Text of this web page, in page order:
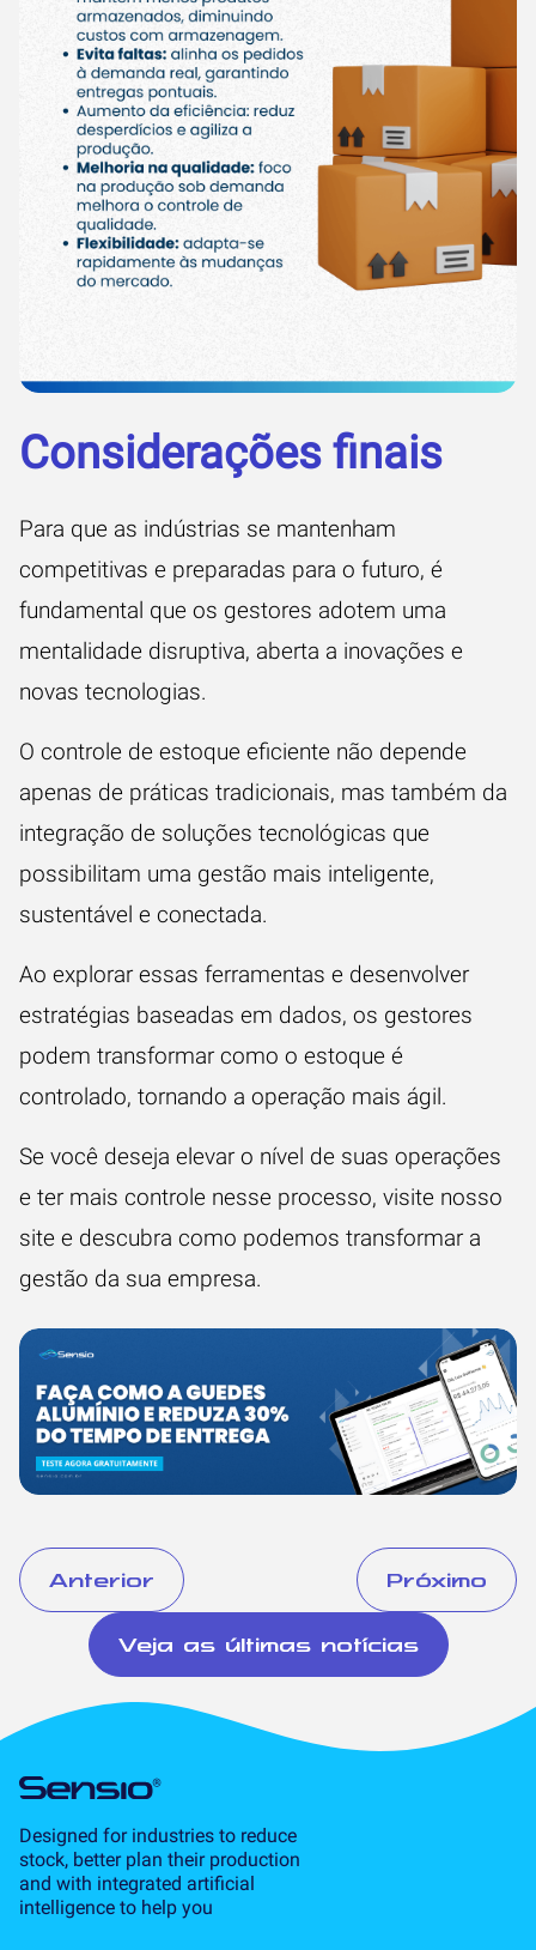
Considerações finais
Para que as indústrias se mantenham
competitivas e preparadas para o futuro, é
fundamental que os gestores adotem uma
mentalidade disruptiva, aberta a inovações e
novas tecnologias.
O controle de estoque eficiente não depende
apenas de práticas tradicionais, mas também da
integração de soluções tecnológicas que
possibilitam uma gestão mais inteligente,
sustentável e conectada.
Ao explorar essas ferramentas e desenvolver
estratégias baseadas em dados, os gestores
podem transformar como o estoque é
controlado, tornando a operação mais ágil.
Se você deseja elevar o nível de suas operações
e ter mais controle nesse processo, visite nosso
site e descubra como podemos transformar a
gestão da sua empresa.
Anterior Próximo
Veja as últimas notícias
Designed for industries to reduce
stock, better plan their production
and with integrated artificial
intelligence to help you